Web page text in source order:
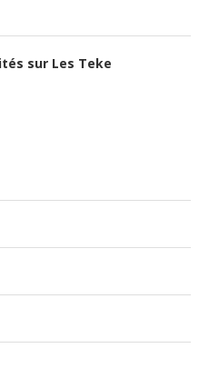
sur Les Teke